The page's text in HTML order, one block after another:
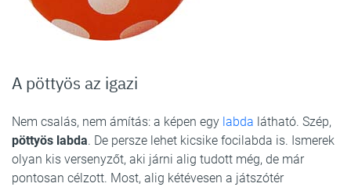
A pöttyös az igazi
Nem csalás, nem ámítás: a képen egy labda látható. Szép,
pöttyös labda. De persze lehet kicsike focilabda is. Ismerek
olyan kis versenyzőt, aki járni alig tudott még, de már
pontosan célzott. Most, alig kétévesen a játszótér